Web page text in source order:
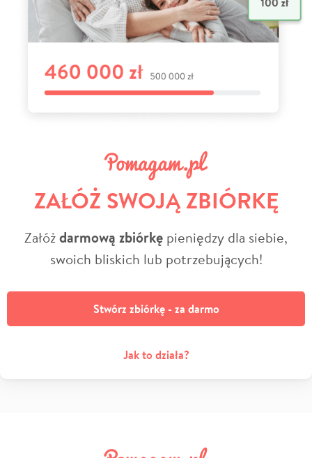
ZAŁÓŻ SWOJĄ ZBIÓRKĘ
Załóżdarmową zbiórkę pieniędzy dla siebie,
swoich bliskich lub potrzebujących!
Stwórz zbiórkę - za darmo
Jak to działa?